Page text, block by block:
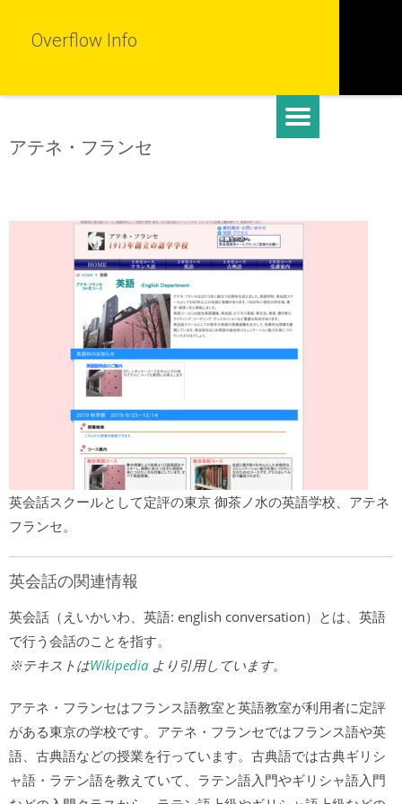
Overflow Info
アテネ・フランセ
英会話スクールとして定評の東京 御茶ノ水の英語学校、アテネ
フランセ。
英会話の関連情報
英会話（えいかいわ、英語: english conversation）とは、英語
で行う会話のことを指す。
※テキストはWikipedia より引用しています。
アテネ・フランセはフランス語教室と英語教室が利用者に定評
がある東京の学校です。アテネ・フランセではフランス語や英
語、古典語などの授業を行っています。古典語では古典ギリシ
ャ語・ラテン語を教えていて、ラテン語入門やギリシャ語入門